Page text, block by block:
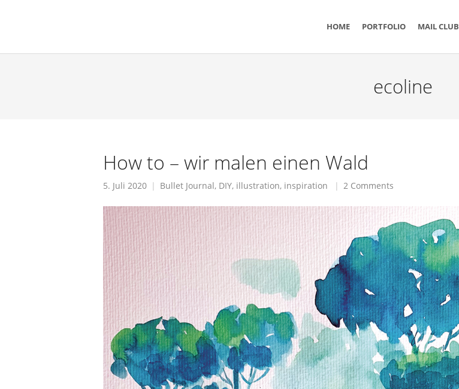
HOME PORTFOLIO MAIL CLUB
ecoline
How to – wir malen einen Wald
5. Juli 2020 Bullet Journal, DIY, illustration, inspiration 2 Comments